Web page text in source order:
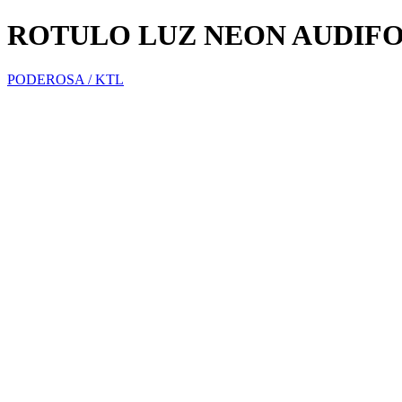
ROTULO LUZ NEON
PODEROSA / KTL